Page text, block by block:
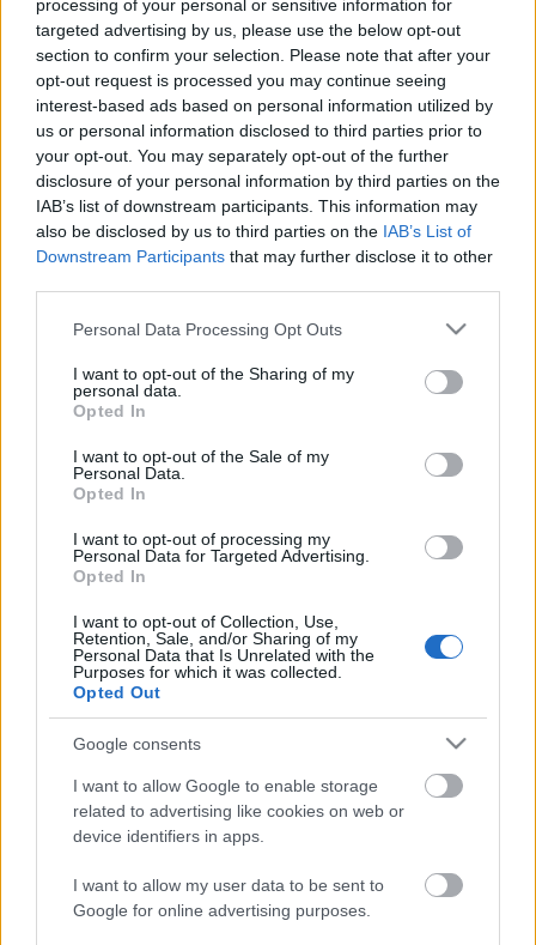
processing of your personal or sensitive information for
targeted advertising by us, please use the below opt-out
section to confirm your selection. Please note that after your
opt-out request is processed you may continue seeing
interest-based ads based on personal information utilized by
us or personal information disclosed to third parties prior to
your opt-out. You may separately opt-out of the further
disclosure of your personal information by third parties on the
IAB’s list of downstream participants. This information may
also be disclosed by us to third parties on the IAB’s List of
Downstream Participants that may further disclose it to other
Please note that this website/app uses one or more Google
not limited to your visit or usage behaviour. You may click to
grant or deny consent to Google and its third-party tags to
use your data for below specified purposes in below Google
consent section.
Personal Data Processing Opt Outs
I want to opt-out of the Sharing of my
personal data.
Opted In
I want to opt-out of the Sale of my
Personal Data.
Opted In
I want to opt-out of processing my
Personal Data for Targeted Advertising.
Opted In
I want to opt-out of Collection, Use,
Retention, Sale, and/or Sharing of my
Personal Data that Is Unrelated with the
Purposes for which it was collected.
Opted Out
Google consents
I want to allow Google to enable storage
related to advertising like cookies on web or
device identifiers in apps.
I want to allow my user data to be sent to
Google for online advertising purposes.
kormányváltást, hanemrészvételi demokráciát
oligarchák politikai oldalakon átívelőhatalmának
felszámolását hirdető üzenetek? Valószínűnek tűnik.
Remélhetőleg ez jel, ami arra utal, hogy már a
változás nem csupán pártpolitika, választási
taktikázás és a múltat idéző arcok által lehetséges,
sőt talán azt is belátják, hogy immár valódi
megújulás is elképzelhető, ami biztosan nem a régi
politika világából fog kibontakozni. A tömegben
felbukkanó politikusok és pártzászlók fotóit
felvonultató galériákban saját üzeneteinkre, illetve
azokhozhasonlókrabukkanni olyan furcsa érzés,
ami erre enged következtetni.
Címkék:média tüntetés ellenzék sajtószabadság
részvétel
átrendeződés harmadik pólus